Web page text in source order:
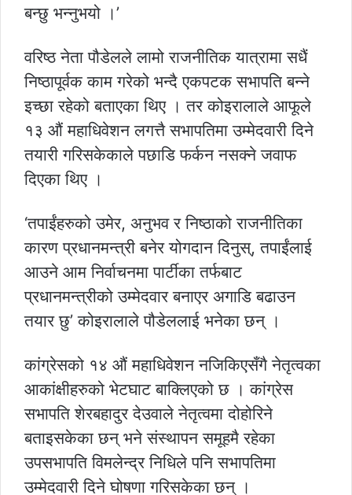
बन्छु भन्नुभयो ।’
वरिष्ठ नेता पौडेलले लामो राजनीतिक यात्रामा सधैं
निष्ठापूर्वक काम गरेको भन्दै एकपटक सभापति बन्ने
इच्छा रहेको बताएका थिए । तर कोइरालाले आफूले
१३ औं महाधिवेशन लगत्तै सभापतिमा उम्मेदवारी दिने
तयारी गरिसकेकाले पछाडि फर्कन नसक्ने जवाफ
दिएका थिए ।
‘तपाईंहरुको उमेर, अनुभव र निष्ठाको राजनीतिका
कारण प्रधानमन्त्री बनेर योगदान दिनुस्, तपाईंलाई
आउने आम निर्वाचनमा पार्टीका तर्फबाट
प्रधानमन्त्रीको उम्मेदवार बनाएर अगाडि बढाउन
तयार छु’ कोइरालाले पौडेललाई भनेका छन् ।
कांग्रेसको १४ औं महाधिवेशन नजिकिएसँगै नेतृत्वका
आकांक्षीहरुको भेटघाट बाक्लिएको छ । कांग्रेस
सभापति शेरबहादुर देउवाले नेतृत्वमा दोहोरिने
बताइसकेका छन् भने संस्थापन समूहमै रहेका
उपसभापति विमलेन्द्र निधिले पनि सभापतिमा
उम्मेदवारी दिने घोषणा गरिसकेका छन् ।